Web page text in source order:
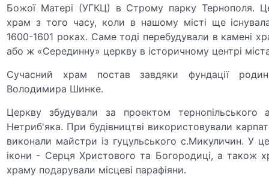
Божої Матері (УГКЦ) в Строму парку Тернополя.
храм з того часу, коли в нашому місті ще
1600-1601 роках. Саме тоді перебудували в камені
або ж «Серединну» церкву в історичному центрі
Сучасний храм постав завдяки фундації
Володимира Шинке.
Церкву збудували за проектом тернопільського
Нетриб'яка. При будівництві використовували
виконали майстри із гуцульського с.Микуличин. У
ікони - Серця Христового та Богородиці, а також
храму подарували місцеві парафіяни.